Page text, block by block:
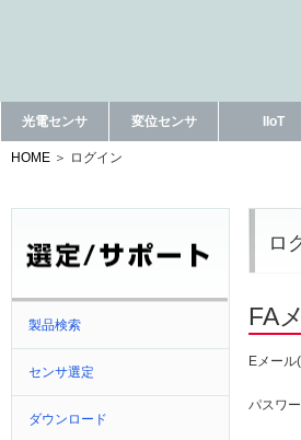
光電センサ 変位センサ IIoT
HOME ログイン
製品検索
センサ選定
ダウンロード
ロ
FA
Eメール
パスワ